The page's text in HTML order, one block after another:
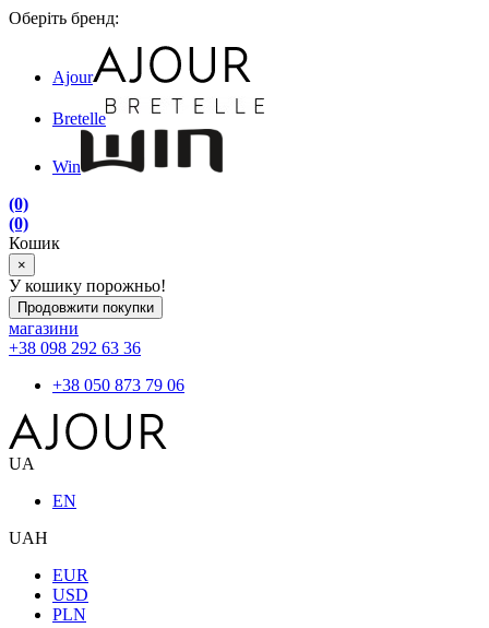
Оберіть бренд:
Ajour
Bretelle
Win
(0)
(0)
Кошик
×
У кошику порожньо!
Продовжити покупки
магазини
+38 098 292 63 36
+38 050 873 79 06
UA
EN
UAH
EUR
USD
PLN